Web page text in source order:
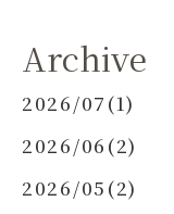
Archive
2026/07(1)
2026/06(2)
2026/05(2)